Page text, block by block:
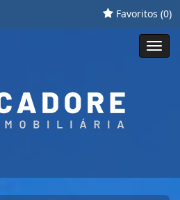
Favoritos (0)